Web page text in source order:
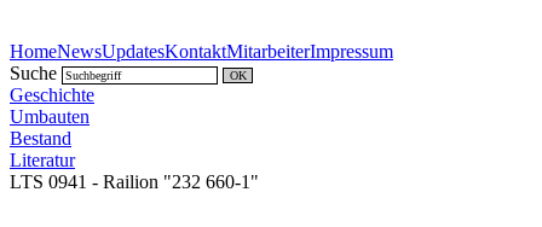
HomeNewsUpdatesKontaktMitarbeiterImpressum
Suche
Geschichte
Umbauten
Bestand
Literatur
LTS 0941 - Railion "232 660-1"